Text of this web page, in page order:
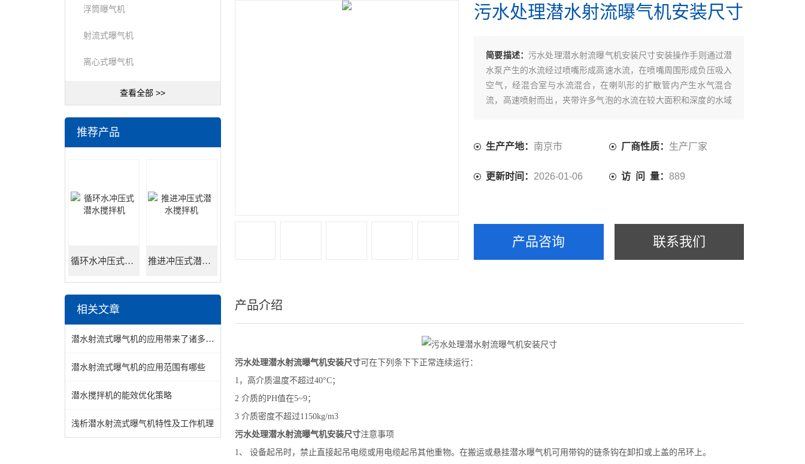
浮筒曝气机
射流式曝气机
离心式曝气机
查看全部 >>
推荐产品
循环水冲压式潜水搅拌机 推进冲压式潜水搅拌机
相关文章
潜水射流式曝气机的应用带来了诸多好处
潜水射流式曝气机的应用范围有哪些
潜水搅拌机的能效优化策略
浅析潜水射流式曝气机特性及工作机理
污水处理潜水射流曝气机安装尺寸
简要描述： 污水处理潜水射流曝气机安装尺寸安装操作手则通过潜
水泵产生的水流经过喷嘴形成高速水流，在喷嘴周围形成负压吸入
空气，经混合室与水流混合，在喇叭形的扩散管内产生水气混合
流，高速喷射而出，夹带许多气泡的水流在较大面积和深度的水域
化较大的池中应用。
生产产地： 南京市 厂商性质： 生产厂家
更新时间： 2026-01-06 访 问 量： 889
产品咨询 联系我们
产品介绍
污水处理潜水射流曝气机安装尺寸可在下列条下下正常连续运行：
1，高介质温度不超过40°C；
2 介质的PH值在5~9；
3 介质密度不超过1150kg/m3
污水处理潜水射流曝气机安装尺寸注意事项
1、 设备起吊时，禁止直接起吊电缆或用电缆起吊其他重物。在搬运或悬挂潜水曝气机可用带钩的链条钩在卸扣或上盖的吊环上。